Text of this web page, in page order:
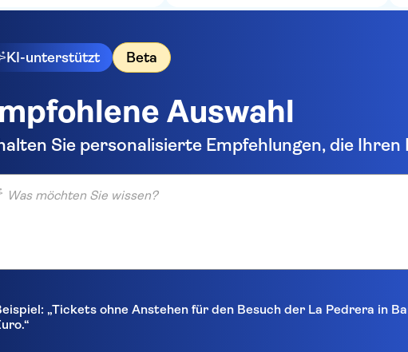
KI-unterstützt Beta
Auswahl
Sie personalisierte Empfehlungen, die
Sie wissen?
„Tickets ohne Anstehen für den Besuch der La Pedrera in